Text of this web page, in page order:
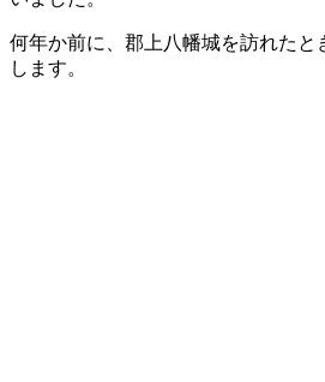
何年か前に、郡上八幡城を訪れたと
します。